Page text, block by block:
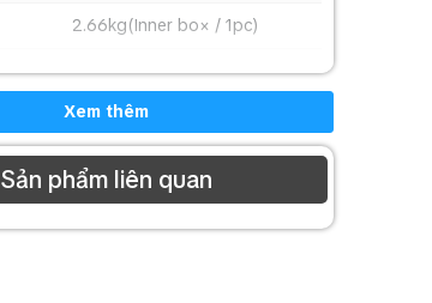
2.66kg(Inner bo× / 1pc)
Xem thêm
Sản phẩm liên quan